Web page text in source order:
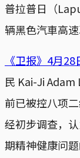
普拉普日（
辆黑色汽車高
《卫报》4月28
民 Kai-Ji Adam
前已被控八项
经初步调查，
期精神健康问题